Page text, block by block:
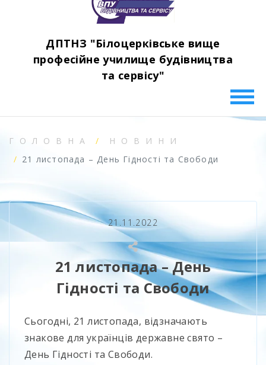
ДПТНЗ "Білоцерківське вище
професійне училище будівництва
та сервісу"
ГОЛОВНА
НОВИНИ
21 листопада – День Гідності та Свободи
21.11.2022
21 листопада – День
Гідності та Свободи
Сьогодні, 21 листопада, відзначають
знакове для українців державне свято –
День Гідності та Свободи.